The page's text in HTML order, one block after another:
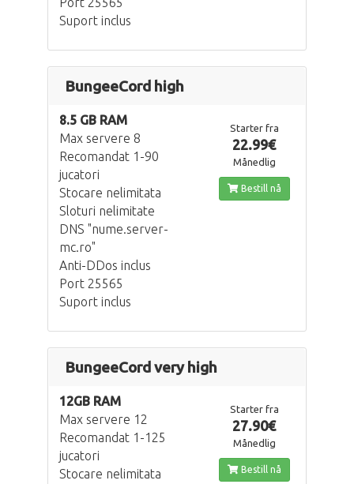
Suport inclus
BungeeCord high
8.5 GB RAM
Max servere 8
Recomandat 1-90
jucatori
Stocare nelimitata
Sloturi nelimitate
DNS "nume.server-
mc.ro"
Anti-DDos inclus
Port 25565
Suport inclus
Starter fra
22.99€
Månedlig
Bestill nå
BungeeCord very high
12GB RAM
Max servere 12
Recomandat 1-125
jucatori
Stocare nelimitata
Starter fra
27.90€
Månedlig
Bestill nå